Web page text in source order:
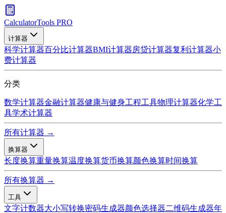
CalculatorTools PRO
计算器
科学计算器百分比计算器BMI计算器房贷计算器复利计算器小
费计算器
分类
数学计算器金融计算器健康与健身工程工具物理计算器化学工
具学术计算器
所有计算器 →
换算器
长度换算重量换算温度换算货币换算颜色换算时间换算
所有换算器 →
工具
文字计数器大小写转换密码生成器颜色选择器二维码生成器年